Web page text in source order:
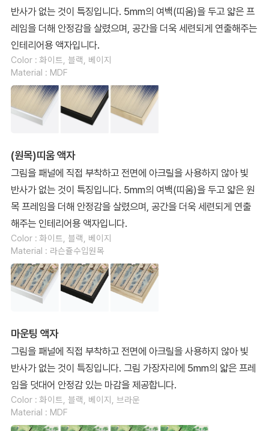
반사가 없는 것이 특징입니다. 5mm의 여백(띠움)을 두고 얇은 프
레임을 더해 안정감을 살렸으며, 공간을 더욱 세련되게 연출해주는
인테리어용 액자입니다.
Color : 화이트, 블랙, 베이지
Material : MDF
(원목)띠움 액자
그림을 패널에 직접 부착하고 전면에 아크릴을 사용하지 않아 빛
반사가 없는 것이 특징입니다. 5mm의 여백(띠움)을 두고 얇은 원
목 프레임을 더해 안정감을 살렸으며, 공간을 더욱 세련되게 연출
해주는 인테리어용 액자입니다.
Color : 화이트, 블랙, 베이지
Material : 라슨쥴수입원목
마운팅 액자
그림을 패널에 직접 부착하고 전면에 아크릴을 사용하지 않아 빛
반사가 없는 것이 특징입니다. 그림 가장자리에 5mm의 얇은 프레
임을 덧대어 안정감 있는 마감을 제공합니다.
Color : 화이트, 블랙, 베이지, 브라운
Material : MDF